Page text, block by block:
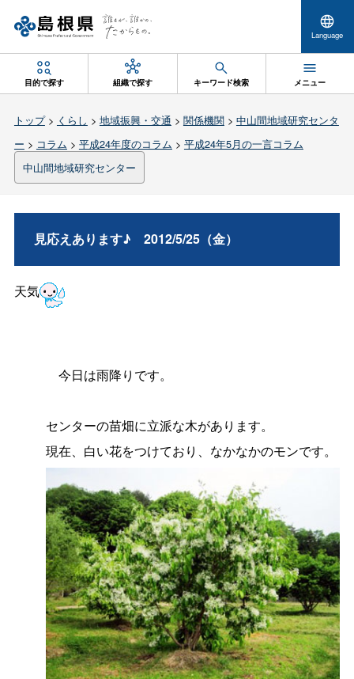
Language
目的で探す 組織で探す キーワード検索 メニュー
トップ> くらし > 地域振興・交通 > 関係機関> 中山間地域研究センタ
ー > コラム > 平成24年度のコラム > 平成24年5月の一言コラム
中山間地域研究センター
見応えあります♪ 2012/5/25（金）
天気
今日は雨降りです。
センターの苗畑に立派な木があります。
現在、白い花をつけており、なかなかのモンです。